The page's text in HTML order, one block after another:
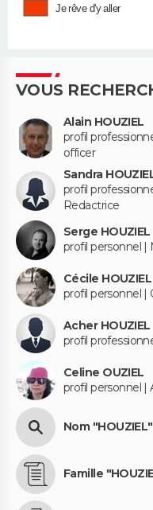
Je rêve d'y aller
VOUS
Alain HOUZIEL
profil
officer
Sandra
profil
Redactrice
Serge HOUZIEL
profil personnel |
Cécile HOUZIEL
profil personnel |
Acher HOUZIEL
profil
Celine OUZIEL
profil personnel |
Nom "HOUZIEL"
Famille